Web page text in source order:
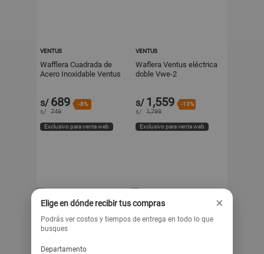
VENTUS
Wafflera Cuadrada de
Acero Inoxidable Ventus
s/ 689 -8%
s/ 749
Exclusivo para venta web
VENTUS
Waflera Ventus eléctrica
doble Vwe-2
s/ 1,559 -13%
s/ 1,799
Exclusivo para venta web
Elige en dónde recibir tus compras ×
Podrás ver costos y tiempos de entrega en todo lo que
busques
Departamento